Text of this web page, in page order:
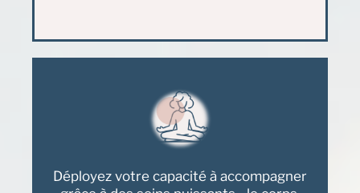
Déployez votre capacité à accompagner